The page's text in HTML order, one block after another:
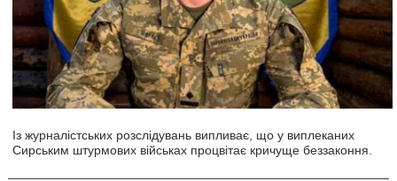
Із журналістських розслідувань випливає, що у виплеканих
Сирським штурмових військах процвітає кричуще беззаконня.